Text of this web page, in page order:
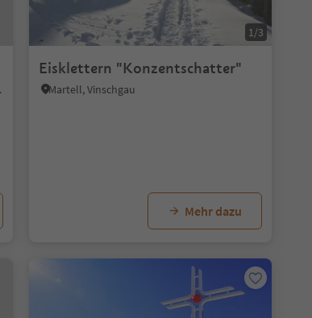
1/3
Eisklettern "Konzentschatter"
Martell, Vinschgau
Mehr dazu